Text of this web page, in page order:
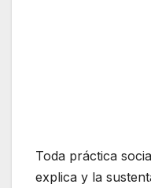
Toda práctica
explica y la